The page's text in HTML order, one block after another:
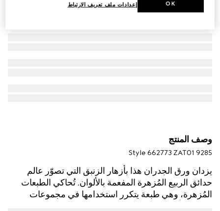
وصف المنتج
Style ‎662773 ZAT01 9285
يزدان ورق الجدران هذا بأزهار الزنبق التي تصوّر عالم
حدائق الربيع المُزهرة المفعمة بالألوان. تُحاكي الطبعات
المُزهرة، وهي طبعة يتكرر استخدامها في مجموعات
إعدادات ملف تعريف الارتباط OK